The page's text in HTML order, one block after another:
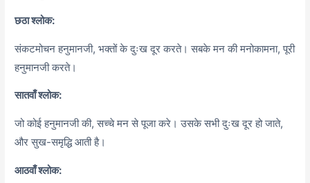
छठा श्लोक:
संकटमोचन हनुमानजी, भक्तों के दुःख दूर करते। सबके मन की मनोकामना, पूरी
हनुमानजी करते।
सातवाँ श्लोक:
जो कोई हनुमानजी की, सच्चे मन से पूजा करे। उसके सभी दुःख दूर हो जाते,
और सुख-समृद्धि आती है।
आठवाँ श्लोक: